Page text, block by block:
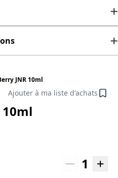
JNR 10ml
Ajouter à ma liste d'achats
10ml
1